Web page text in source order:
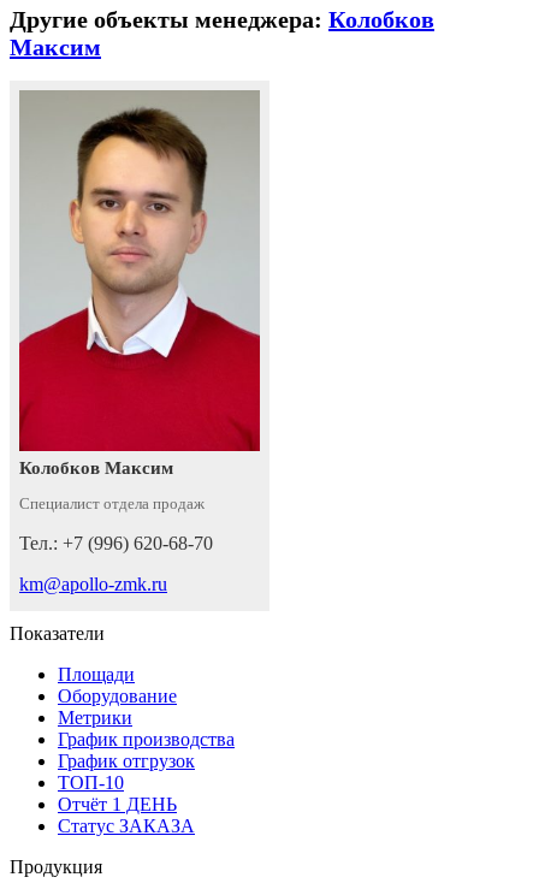
Другие объекты менеджера: Колобков
Максим
Колобков Максим
Специалист отдела продаж
Тел.: +7 (996) 620-68-70
km@apollo-zmk.ru
Показатели
Площади
Оборудование
Метрики
График производства
График отгрузок
ТОП-10
Отчёт 1 ДЕНЬ
Статус ЗАКАЗА
Продукция